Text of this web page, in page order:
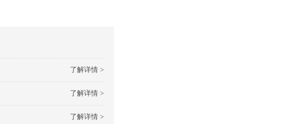
了解详情 >
了解详情 >
了解详情 >